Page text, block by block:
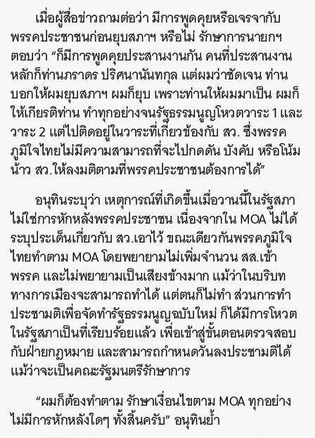
เมื่อผู้สื่อข่าวถามต่อว่า มีการพูดคุยหรือเจรจากับ
พรรคประชาชนก่อนยุบสภาฯ หรือไม่ รักษาการนายกฯ
ตอบว่า “ก็มีการพูดคุยประสานงานกัน คนที่ประสานงาน
หลักก็ท่านภราดร ปริศนานันทกุล แต่ผมว่าชัดเจน ท่าน
บอกให้ผมยุบสภาฯ ผมก็ยุบ เพราะท่านให้ผมมาเป็น ผมก็
ให้เกียรติท่าน ทำทุกอย่างจนรัฐธรรมนูญโหวตวาระ 1 และ
วาระ 2 แต่ไปติดอยู่ในวาระที่เกี่ยวข้องกับ สว. ซึ่งพรรค
ภูมิใจไทยไม่มีความสามารถที่จะไปกดดัน บังคับ หรือโน้ม
น้าว สว.ให้ลงมติตามที่พรรคประชาชนต้องการได้”
อนุทินระบุว่า เหตุการณ์ที่เกิดขึ้นเมื่อวานนี้ในรัฐสภา
ไม่ใช่การหักหลังพรรคประชาชน เนื่องจากใน MOA ไม่ได้
ระบุประเด็นเกี่ยวกับ สว.เอาไว้ ขณะเดียวกันพรรคภูมิใจ
ไทยทำตาม MOA โดยพยายามไม่เพิ่มจำนวน สส.เข้า
พรรค และไม่พยายามเป็นเสียงข้างมาก แม้ว่าในบริบท
ทางการเมืองจะสามารถทำได้ แต่ตนก็ไม่ทำ ส่วนการทำ
ประชามติเพื่อจัดทำรัฐธรรมนูญฉบับใหม่ ก็ได้มีการโหวต
ในรัฐสภาเป็นที่เรียบร้อยแล้ว เพื่อเข้าสู่ขั้นตอนตรวจสอบ
กับฝ่ายกฎหมาย และสามารถกำหนดวันลงประชามติได้
แม้ว่าจะเป็นคณะรัฐมนตรีรักษาการ
“ผมก็ต้องทำตาม รักษาเงื่อนไขตาม MOA ทุกอย่าง
ไม่มีการหักหลังใดๆ ทั้งสิ้นครับ” อนุทินย้ำ
ค้นหา
SHARE TWEET LINE EMAIL